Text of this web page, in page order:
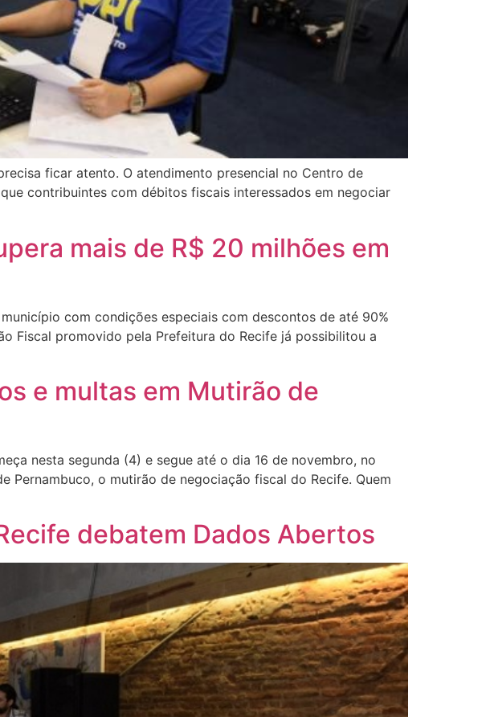
ficar atento. O atendimento presencial no Centro de
contribuintes com débitos fiscais interessados em negociar
mais de R$ 20 milhões em
com condições especiais com descontos de até 90%
Fiscal promovido pela Prefeitura do Recife já possibilitou a
e multas em Mutirão de
nesta segunda (4) e segue até o dia 16 de novembro, no
Pernambuco, o mutirão de negociação fiscal do Recife. Quem
debatem Dados Abertos